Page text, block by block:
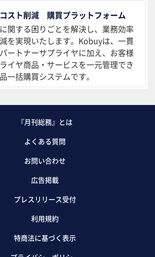
スト削減 購買プラットフォーム
関する困りごとを解決し、業務効率
を実現いたします。Kobuyは、一貫
ートナーサプライヤに加え、お客様
イヤ商品・サービスを一元管理でき
一括購買システムです。
『月刊総務』とは
よくある質問
お問い合わせ
広告掲載
プレスリリース受付
利用規約
特商法に基づく表示